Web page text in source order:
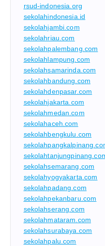
rsud-indonesia.org
sekolahindonesia.id
sekolahjambi.com
sekolahriau.com
sekolahpalembang.com
sekolahlampung.com
sekolahsamarinda.com
sekolahbandung.com
sekolahdenpasar.com
sekolahjakarta.com
sekolahmedan.com
sekolahaceh.com
sekolahbengkulu.com
sekolahsemarang.com
sekolahyogyakarta.com
sekolahpadang.com
sekolahpekanbaru.com
sekolahserang.com
sekolahmataram.com
sekolahsurabaya.com
sekolahpalu.com